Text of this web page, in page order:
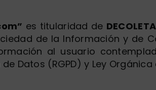
es titularidad de
de la Información y de
al usuario
Datos (RGPD) y Ley